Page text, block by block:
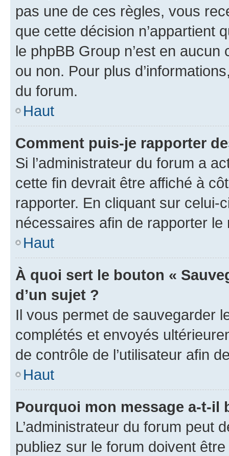
pas une de ces règles, vous
que cette décision n’appartient
le phpBB Group n’est en
ou non. Pour plus
du forum.
Haut
Comment puis-je rapporter
Si l’administrateur du forum a
cette fin devrait être affiché à
rapporter. En cliquant sur
nécessaires afin de rapporter le
Haut
À quoi sert le bouton «
d’un sujet ?
Il vous permet de sauvegarder
complétés et envoyés
de contrôle de l’utilisateur afin
Haut
Pourquoi mon message a-t-il
L’administrateur du forum peut
publiez sur le forum doivent